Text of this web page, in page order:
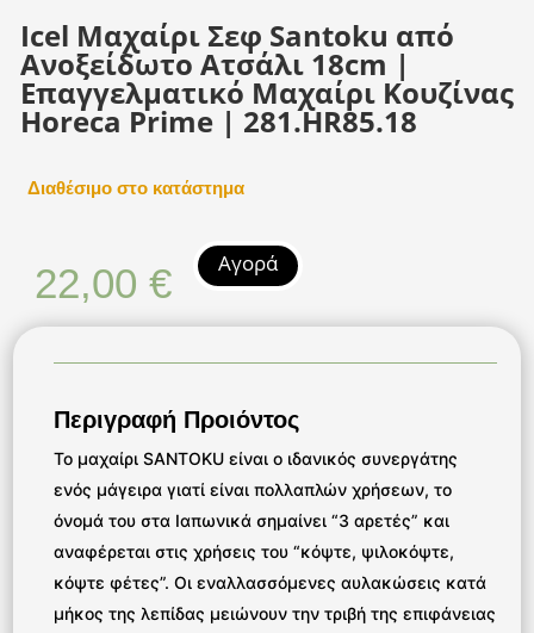
Icel Μαχαίρι Σεφ Santoku από
Ανοξείδωτο Ατσάλι 18cm |
Επαγγελματικό Μαχαίρι Κουζίνας
Horeca Prime | 281.HR85.18
Διαθέσιμο στο κατάστημα
22,00€ Αγορά
Περιγραφή Προιόντος
Το μαχαίρι SANTOKU είναι ο ιδανικός συνεργάτης
ενός μάγειρα γιατί είναι πολλαπλών χρήσεων, το
όνομά του στα Ιαπωνικά σημαίνει “3 αρετές” και
αναφέρεται στις χρήσεις του “κόψτε, ψιλοκόψτε,
κόψτε φέτες”. Οι εναλλασσόμενες αυλακώσεις κατά
μήκος της λεπίδας μειώνουν την τριβή της επιφάνειας